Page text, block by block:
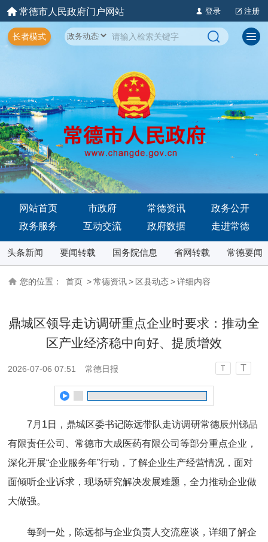
常德市人民政府门户网站 登录 注册
长者模式
网站首页 市政府 常德资讯
政务公开
政务服务
互动交流 政府数据 走进常德
头条新闻 要闻转载 国务院信息 省网转载 常德要闻
您的位置： 首页 > 常德资讯 > 区县动态 > 详细内容
鼎城区领导走访调研重点企业时要求：推动全
区产业经济稳中向好、提质增效
2026-07-06 07:51 常德日报 T T
7月1日，鼎城区委书记陈远带队走访调研常德辰州锑品
有限责任公司、常德市大成医药有限公司等部分重点企业，
深化开展“企业服务年”行动，了解企业生产经营情况，面对
面倾听企业诉求，现场研究解决发展难题，全力推动企业做
大做强。
每到一处，陈远都与企业负责人交流座谈，详细了解企